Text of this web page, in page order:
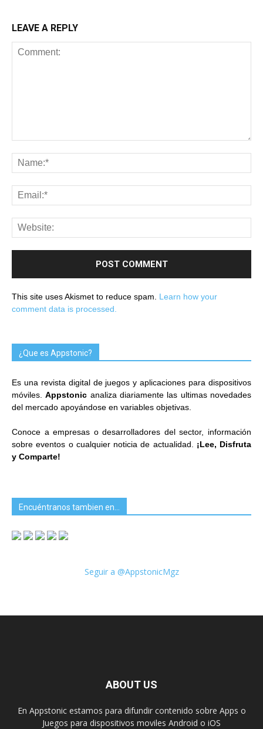
LEAVE A REPLY
This site uses Akismet to reduce spam. Learn how your
comment data is processed.
¿Que es Appstonic?
Es una revista digital de juegos y aplicaciones para dispositivos
móviles.Appstonic analiza diariamente las ultimas novedades
del mercado apoyándose en variables objetivas.
Conoce a empresas o desarrolladores del sector, información
sobre eventos o cualquier noticia de actualidad. ¡Lee, Disfruta
y Comparte!
Encuéntranos tambien en…
Seguir a @AppstonicMgz
ABOUT US
En Appstonic estamos para difundir contenido sobre Apps o
Juegos para dispositivos moviles Android o iOS